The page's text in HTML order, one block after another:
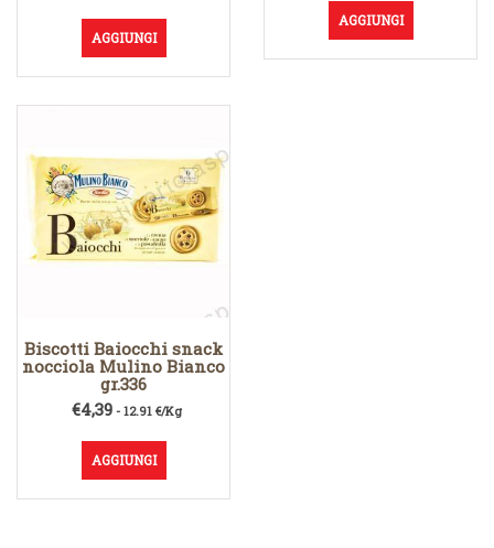
AGGIUNGI
AGGIUNGI
Biscotti Baiocchi snack
nocciola Mulino Bianco
gr.336
€4,39- 12.91 €/Kg
AGGIUNGI